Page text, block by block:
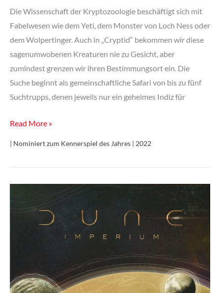
Die Wissenschaft der Kryptozoologie beschäftigt sich mit
Fabelwesen wie dem Yeti, dem Monster von Loch Ness oder
dem Wolpertinger. Auch in „Cryptid“ bekommen wir diese
sagenumwobenen Kreaturen nie zu Gesicht, aber
zumindest grenzen wir ihren Bestimmungsort ein. Die
Suche beginnt als gemeinschaftliche Safari von bis zu fünf
Suchtrupps, denen jeweils nur ein geheimes Indiz für
Cryptid
Read More »
| Nominiert zum Kennerspiel des Jahres | 2022